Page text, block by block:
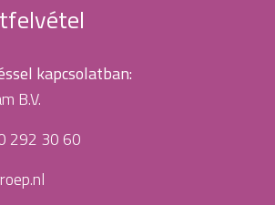
kapcsolatban:
B.V.
292 30 60